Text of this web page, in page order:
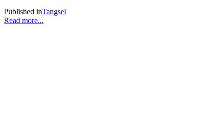
Published inTangsel
Read more...